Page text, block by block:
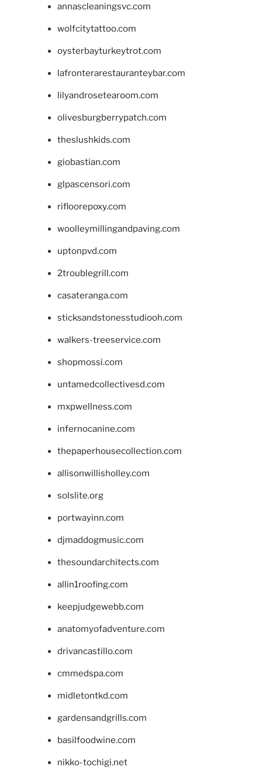
annascleaningsvc.com
wolfcitytattoo.com
oysterbayturkeytrot.com
lafronterarestauranteybar.com
lilyandrosetearoom.com
olivesburgberrypatch.com
theslushkids.com
giobastian.com
glpascensori.com
rifloorepoxy.com
woolleymillingandpaving.com
uptonpvd.com
2troublegrill.com
casateranga.com
sticksandstonesstudiooh.com
walkers-treeservice.com
shopmossi.com
untamedcollectivesd.com
mxpwellness.com
infernocanine.com
thepaperhousecollection.com
allisonwillisholley.com
solslite.org
portwayinn.com
djmaddogmusic.com
thesoundarchitects.com
allin1roofing.com
keepjudgewebb.com
anatomyofadventure.com
drivancastillo.com
cmmedspa.com
midletontkd.com
gardensandgrills.com
basilfoodwine.com
nikko-tochigi.net